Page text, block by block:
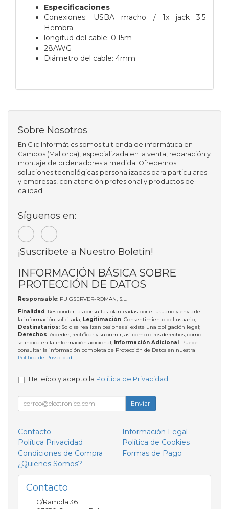
Especificaciones
Conexiones: USBA macho / 1x jack 3.5
Hembra
longitud del cable: 0.15m
28AWG
Diámetro del cable: 4mm
Sobre Nosotros
En Clic Informàtics somos tu tienda de informática en
Campos (Mallorca), especializada en la venta, reparación y
montaje de ordenadores a medida. Ofrecemos
soluciones tecnológicas personalizadas para particulares
y empresas, con atención profesional y productos de
calidad.
Síguenos en:
¡Suscríbete a Nuestro Boletín!
INFORMACIÓN BÁSICA SOBRE
PROTECCIÓN DE DATOS
Responsable: PUIGSERVER-ROMAN, S.L.
Finalidad: Responder las consultas planteadas por el usuario y enviarle
la información solicitada; Legitimación: Consentimiento del usuario;
Destinatarios: Solo se realizan cesiones si existe una obligación legal;
Derechos: Acceder, rectificar y suprimir, así como otros derechos, como
se indica en la información adicional; Información Adicional: Puede
consultar la información completa de Protección de Datos en nuestra
Política de Privacidad.
He leído y acepto la Política de Privacidad
Enviar
Contacto
Información Legal
Política Privacidad
Política de Cookies
Condiciones de Compra
Formas de Pago
¿Quienes Somos?
Contacto
C/Rambla 36